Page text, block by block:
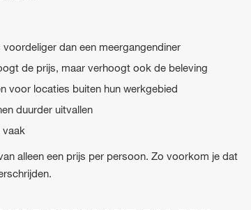
dan een meergangendiner
de prijs, maar verhoogt ook de beleving
voor locaties buiten hun werkgebied
duurder uitvallen
vaak
alleen een prijs per persoon. Zo voorkom je dat